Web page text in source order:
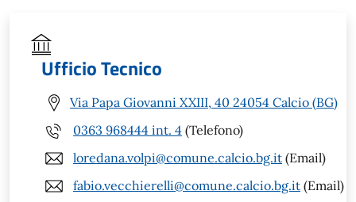
Ufficio Tecnico
Via Papa Giovanni XXIII, 40 24054 Calcio (BG)
0363 968444 int. 4 (Telefono)
loredana.volpi@comune.calcio.bg.it (Email)
fabio.vecchierelli@comune.calcio.bg.it (Email)